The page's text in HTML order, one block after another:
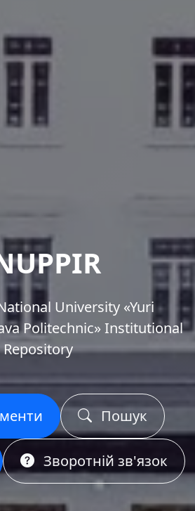
University «Yuri
Politechnic» Institutional
Repository
Пошук
Зворотній зв'язок